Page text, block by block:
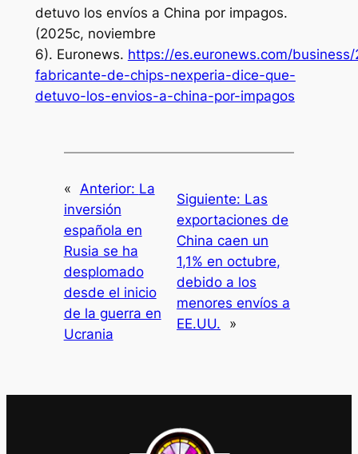
detuvo los envíos a China por impagos.
(2025c, noviembre
6). Euronews. https://es.euronews.com/
fabricante-de-chips-nexperia-dice-que-
detuvo-los-envios-a-china-por-impagos
« Anterior: La
inversión
española en
Rusia se ha
desplomado
desde el inicio
de la guerra en
Ucrania
Siguiente: Las
exportaciones de
China caen un
1,1% en octubre,
debido a los
menores envíos a
EE.UU.
»